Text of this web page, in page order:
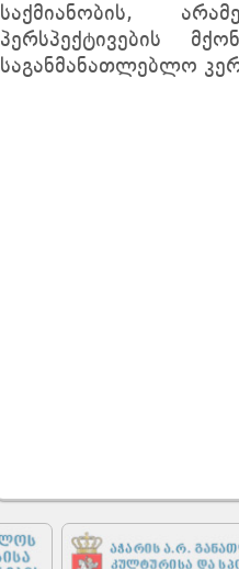
საქმიანობის,
პერსპექტივების
საგანმანათლებლო